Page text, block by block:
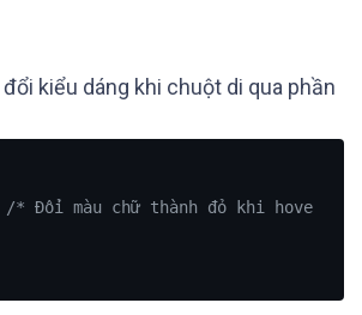
đổi kiểu dáng khi chuột di qua phần
/* Đổi màu chữ thành đỏ khi hove